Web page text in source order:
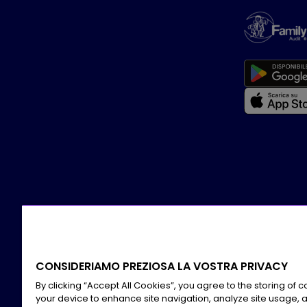
CONSIDERIAMO PREZIOSA LA VOSTRA PRIVACY
By clicking “Accept All Cookies”, you agree to the storing of
your device to enhance site navigation, analyze site usage,